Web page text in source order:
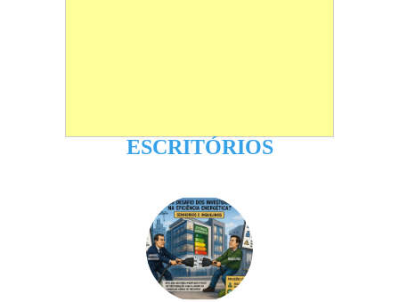
ESCRITÓRIOS